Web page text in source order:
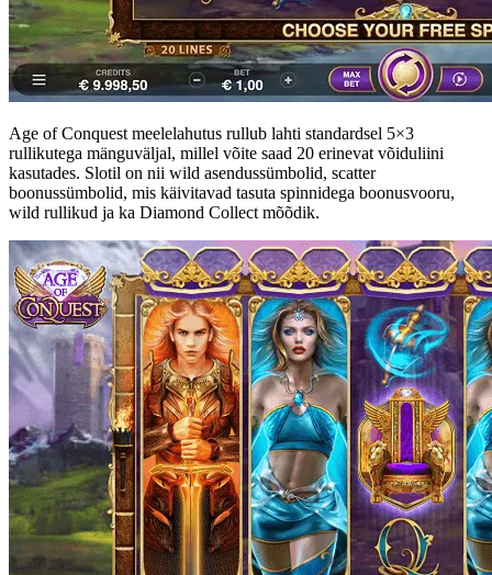
Age of Conquest meelelahutus rullub lahti standardsel 5×3
rullikutega mänguväljal, millel võite saad 20 erinevat võiduliini
kasutades. Slotil on nii wild asendussümbolid, scatter
boonussümbolid, mis käivitavad tasuta spinnidega boonusvooru,
wild rullikud ja ka Diamond Collect mõõdik.